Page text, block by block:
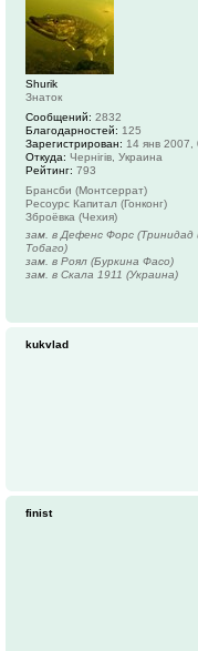
Shurik
Знаток
Сообщений: 2832
Благодарностей: 125
Зарегистрирован: 14 янв 2007,
Откуда: Чернігів, Украина
Рейтинг: 793
Брансби (Монтсеррат)
Ресоурс Капитал (Гонконг)
Зброёвка (Чехия)
зам. в Дефенс Форс (Тринидад
Тобаго)
зам. в Роял (Буркина Фасо)
зам. в Скала 1911 (Украина)
kukvlad
finist